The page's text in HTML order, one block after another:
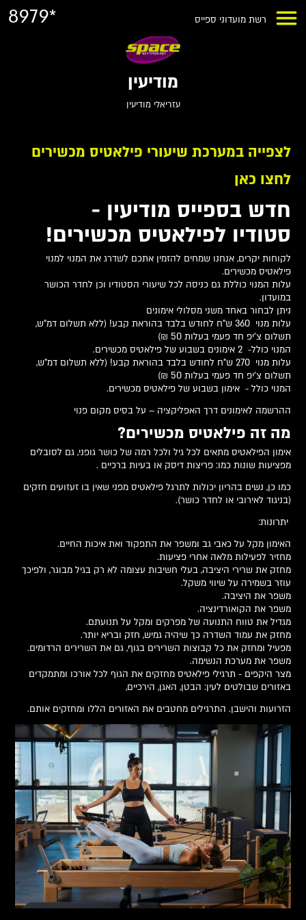
רשת מועדוני ספייס 8979*
מודיעין
עזריאלי מודיעין
לצפייה במערכת שיעורי פילאטיס מכשירים
לחצו כאן
חדש בספייס מודיעין -
סטודיו לפילאטיס מכשירים!
לקוחות יקרים, אנחנו שמחים להזמין אתכם לשדרג את המנוי למנוי
פילאטיס מכשירים.
עלות המנוי כוללת גם כניסה לכל שיעורי הסטודיו וכן לחדר הכושר
במועדון.
ניתן לבחור באחד משני מסלולי אימונים
עלות מנוי 360 ש"ח לחודש בלבד בהוראת קבע! (ללא תשלום דמ"ש,
תשלום צ'יפ חד פעמי בעלות 50 ₪)
המנוי כולל- 2 אימונים בשבוע של פילאטיס מכשירים.
עלות מנוי 270 ש"ח לחודש בלבד בהוראת קבע! (ללא תשלום דמ"ש,
תשלום צ'יפ חד פעמי בעלות 50 ₪)
המנוי כולל - אימון בשבוע של פילאטיס מכשירים.
ההרשמה לאימונים דרך האפליקציה – על בסיס מקום פנוי
מה זה פילאטיס מכשירים?
אימון הפילאטיס מתאים לכל גיל ולכל רמה של כושר גופני, גם לסובלים
מפציעות שונות כמו: פריצות דיסק או בעיות ברכיים .
כמו כן, נשים בהריון יכולות לתרגל פילאטיס מפני שאין בו זעזועים חזקים
(בניגוד לאירובי או לחדר כושר).
יתרונות:
האימון מקל על כאבי גב ומשפר את התפקוד ואת איכות החיים.
מחזיר לפעילות מלאה אחרי פציעות.
מחזק את שרירי היציבה, בעלי חשיבות עצומה לא רק בגיל מבוגר, ולפיכך
עוזר בשמירה על שיווי משקל.
משפר את היציבה.
משפר את הקואורדינציה.
מגדיל את טווח התנועה של מפרקים ומקל על תנועתם.
מחזק את עמוד השדרה כך שיהיה גמיש, חזק ובריא יותר.
מפעיל ומחזק את כל קבוצות השרירים בגוף, גם את השרירים הרדומים.
משפר את מערכת הנשימה.
מצר היקפים - תרגילי פילאטיס מחזקים את הגוף לכל אורכו ומתמקדים
באזורים שבולטים לעין: הבטן, האגן, הירכיים,
הזרועות והישבן. התרגילים מחטבים את האזורים הללו ומחזקים אותם.